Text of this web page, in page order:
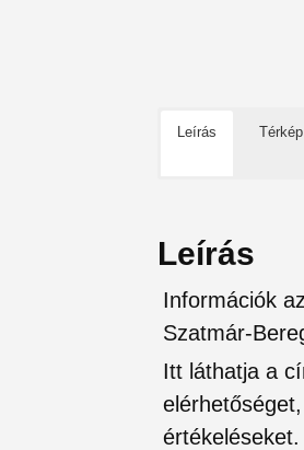
Leírás Térkép
Leírás
Információk
Szatmár-
Itt láthatja a
értékeléseket.